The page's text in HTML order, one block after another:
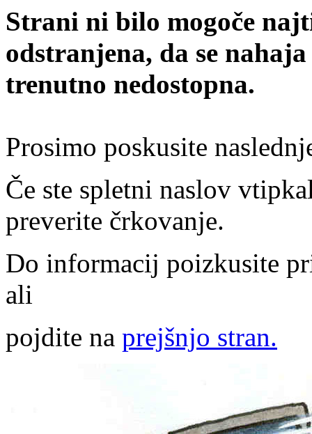
Strani ni bilo mogoče
odstranjena, da se
trenutno nedostopna.
Prosimo poskusite
Če ste spletni naslov
preverite črkovanje.
Do informacij poizkusite
ali
pojdite na prejšnjo stran.